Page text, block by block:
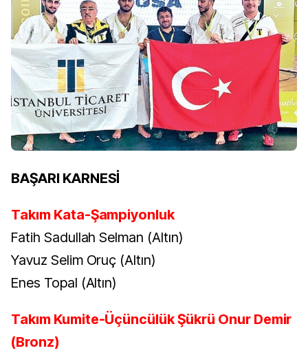
BAŞARI KARNESİ
Takım Kata-Şampiyonluk
Fatih Sadullah Selman (Altın)
Yavuz Selim Oruç (Altın)
Enes Topal (Altın)
Takım Kumite-Üçüncülük Şükrü Onur Demir
(Bronz)